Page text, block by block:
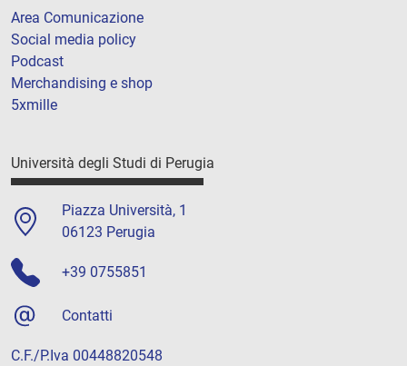
Area Comunicazione
Social media policy
Podcast
Merchandising e shop
5xmille
Università degli Studi di Perugia
Piazza Università, 1
06123 Perugia
+39 0755851
Contatti
C.F./P.Iva 00448820548